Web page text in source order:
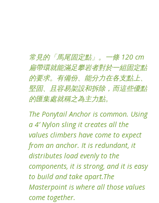
常見的「馬尾固定點」。一條 120 cm
扁帶環就能滿足攀岩者對於一組固定點
的要求。有備份、能分力在各支點上、
堅固、且容易架設和拆除，而這些優點
的匯集處就稱之為主力點。
The Ponytail Anchor is common. Using
a 4’ Nylon sling it creates all the
values climbers have come to expect
from an anchor. It is redundant, it
distributes load evenly to the
components, it is strong, and it is easy
to build and take apart.The
Masterpoint is where all those values
come together.